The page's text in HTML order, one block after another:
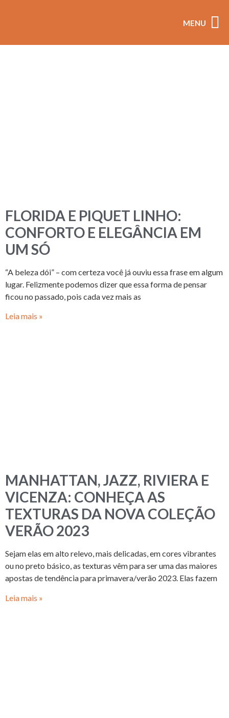
MENU
FLORIDA E PIQUET LINHO:
CONFORTO E ELEGÂNCIA EM
UM SÓ
“A beleza dói” – com certeza você já ouviu essa frase em algum
lugar. Felizmente podemos dizer que essa forma de pensar
ficou no passado, pois cada vez mais as
Leia mais »
MANHATTAN, JAZZ, RIVIERA E
VICENZA: CONHEÇA AS
TEXTURAS DA NOVA COLEÇÃO
VERÃO 2023
Sejam elas em alto relevo, mais delicadas, em cores vibrantes
ou no preto básico, as texturas vêm para ser uma das maiores
apostas de tendência para primavera/verão 2023. Elas fazem
Leia mais »